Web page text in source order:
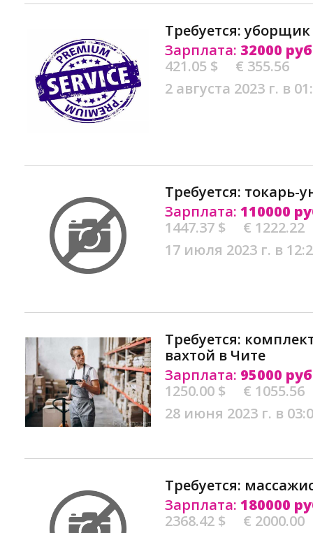
Требуется:
Зарплата: 32000
421.05 $
€ 355.56
2 августа 2023 г. в
Требуется: токарь-
Зарплата: 110000
1447.37 $
€ 1222.22
17 июля 2023 г. в
Требуется:
вахтой в Чите
Зарплата: 95000
1250.00 $
€ 1055.56
28 июня 2023 г. в
Требуется:
Зарплата: 180000
2368.42 $
€ 2000.00